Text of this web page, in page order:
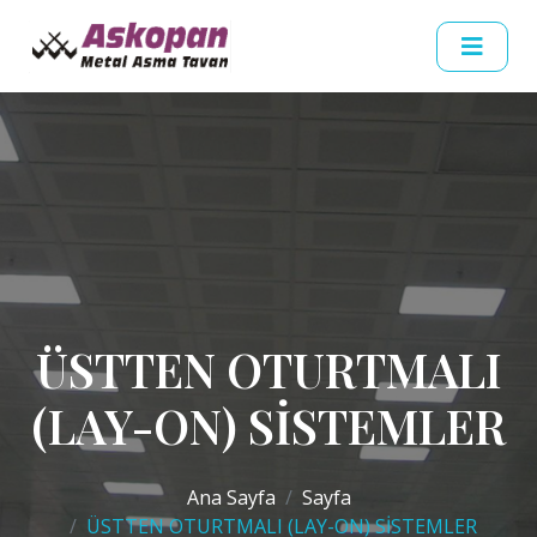
ÜSTTEN OTURTMALI
(LAY-ON) SİSTEMLER
Ana Sayfa
Sayfa
ÜSTTEN OTURTMALI (LAY-ON) SİSTEMLER